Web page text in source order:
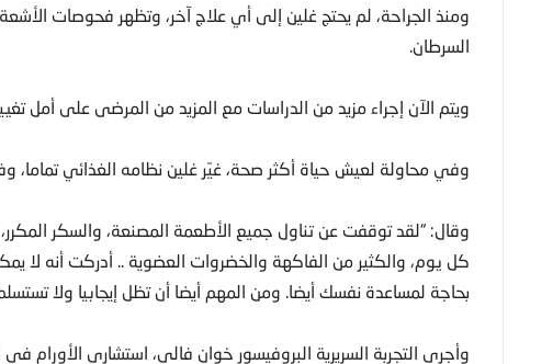
ومنذ الجراحة، لم يحتج غلين إلى أي علاج آخر، وتظهر فحوصات
السرطان.
ويتم الآن إجراء مزيد من الدراسات مع المزيد من المرضى على أمل
وفي محاولة لعيش حياة أكثر صحة، غيّر غلين نظامه الغذائي تماما،
وقال: “لقد توقفت عن تناول جميع الأطعمة المصنعة، والسكر المكرر،
كل يوم، والكثير من الفاكهة والخضروات العضوية .. أدركت أنه لا
بحاجة لمساعدة نفسك أيضا. ومن المهم أيضا أن تظل إيجابيا ولا
وأجرى التجربة السريرية البروفيسور خوان فالي، استشاري